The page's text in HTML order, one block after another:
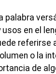
palabra
en el
referirse
o la
de